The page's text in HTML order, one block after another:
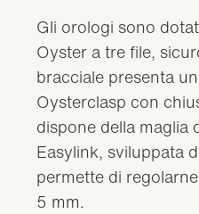
Gli orologi sono
Oyster a tre file,
bracciale presenta
Oysterclasp con
dispone della maglia
Easylink, sviluppata
permette di
5 mm.